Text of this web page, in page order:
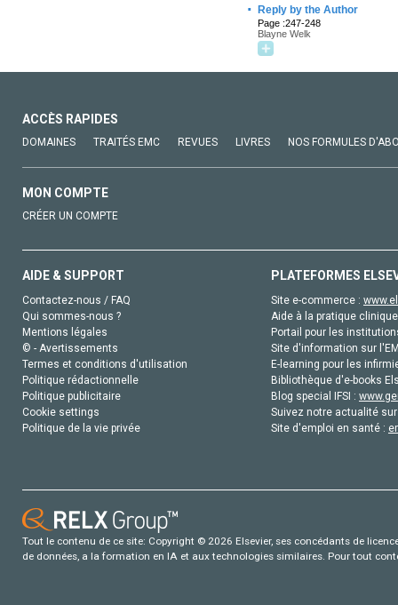
· Reply by the Author
Page :247-248
Blayne Welk
ACCÈS RAPIDES
DOMAINES TRAITÉS EMC REVUES LIVRES NOS FORMULES
MON COMPTE
CRÉER UN COMPTE
AIDE & SUPPORT
Contactez-nous / FAQ
Qui sommes-nous ?
Mentions légales
© - Avertissements
Termes et conditions d'utilisation
Politique rédactionnelle
Politique publicitaire
Cookie settings
Politique de la vie privée
PLATEFORMES
Site e-commerce :
Aide à la pratique
Portail pour les
Site d'information sur
E-learning pour les
Bibliothèque d'e-books
Blog special IFSI :
Suivez notre actualité
Site d'emploi en santé :
Tout le contenu de ce site: Copyright © 2026 Elsevier, ses concédants de
de données, a la formation en IA et aux technologies similaires. Pour tout